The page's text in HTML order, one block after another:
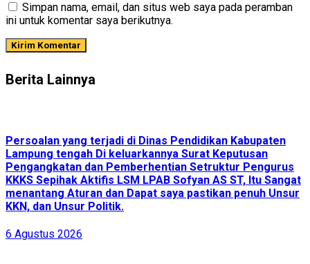
Simpan nama, email, dan situs web saya pada peramban
ini untuk komentar saya berikutnya.
Berita Lainnya
Persoalan yang terjadi di Dinas Pendidikan Kabupaten
Lampung tengah Di keluarkannya Surat Keputusan
Pengangkatan dan Pemberhentian Setruktur Pengurus
KKKS Sepihak Aktifis LSM LPAB Sofyan AS ST, Itu Sangat
menantang Aturan dan Dapat saya pastikan penuh Unsur
KKN, dan Unsur Politik.
6 Agustus 2026